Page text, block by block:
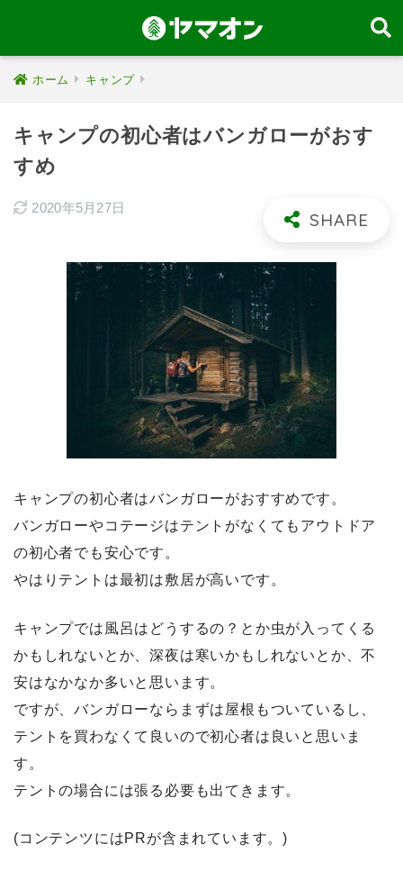
ホーム キャンプ
キャンプの初心者はバンガローがおす
すめ
2020年5月27日
キャンプの初心者はバンガローがおすすめです。
バンガローやコテージはテントがなくてもアウトドア
の初心者でも安心です。
やはりテントは最初は敷居が高いです。
キャンプでは風呂はどうするの？とか虫が入ってくる
かもしれないとか、深夜は寒いかもしれないとか、不
安はなかなか多いと思います。
ですが、バンガローならまずは屋根もついているし、
テントを買わなくて良いので初心者は良いと思いま
す。
テントの場合には張る必要も出てきます。
(コンテンツにはPRが含まれています。)